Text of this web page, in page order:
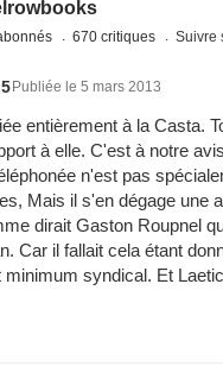
670 critiques Suivre
Publiée le 5 mars 2013
entièrement à la Casta.
à elle. C'est à notre
n'est pas
Mais il s'en dégage une
dirait Gaston Roupnel
Car il fallait cela étant
syndical. Et